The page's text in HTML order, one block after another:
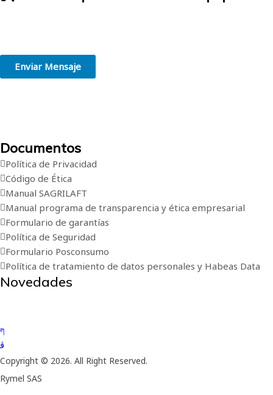
Enviar Mensaje
Documentos
Política de Privacidad
Código de Ética
Manual SAGRILAFT
Manual programa de transparencia y ética empresarial
Formulario de garantías
Política de Seguridad
Formulario Posconsumo
Política de tratamiento de datos personales y Habeas Data
Novedades
Copyright © 2026. All Right Reserved.
Rymel SAS